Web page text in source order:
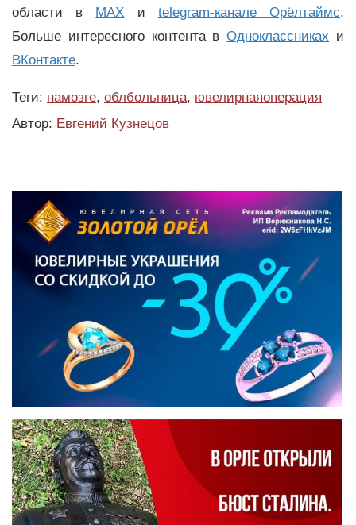
области в MAX и telegram-канале Орёлтаймс.
Больше интересного контента вОдноклассниках и
ВКонтакте.
Теги: намозге, облбольница, ювелирнаяоперация
Автор: Евгений Кузнецов